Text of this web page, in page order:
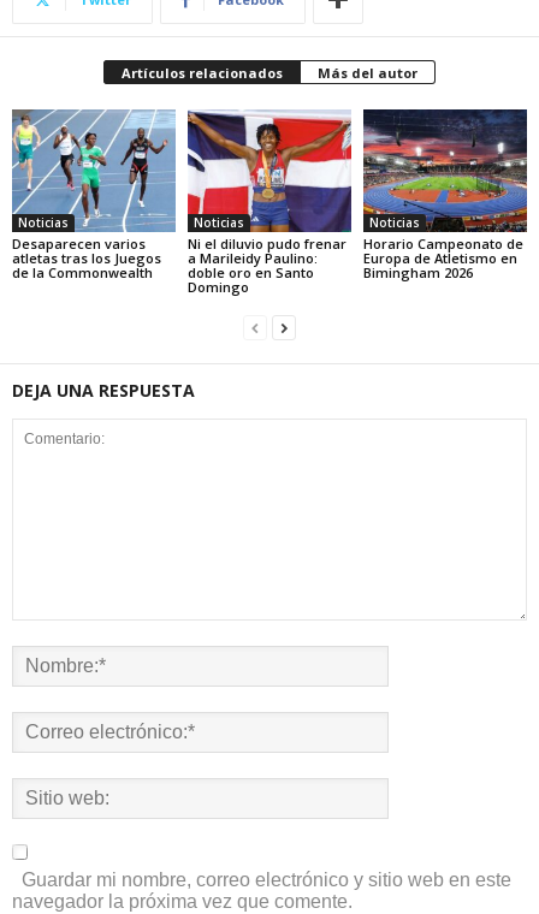
Artículos relacionados Más del autor
Noticias
Desaparecen varios
atletas tras los Juegos
de la Commonwealth
Noticias
Ni el diluvio pudo frenar
a Marileidy Paulino:
doble oro en Santo
Domingo
Noticias
Horario Campeonato de
Europa de Atletismo en
Bimingham 2026
DEJA UNA RESPUESTA
Guardar mi nombre, correo electrónico y sitio web en este
navegador la próxima vez que comente.